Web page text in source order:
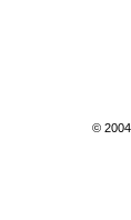
©